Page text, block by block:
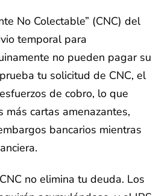
No Colectable” (CNC) del
temporal para
no pueden pagar su
tu solicitud de CNC, el
de cobro, lo que
más cartas amenazantes,
bancarios mientras
no elimina tu deuda. Los